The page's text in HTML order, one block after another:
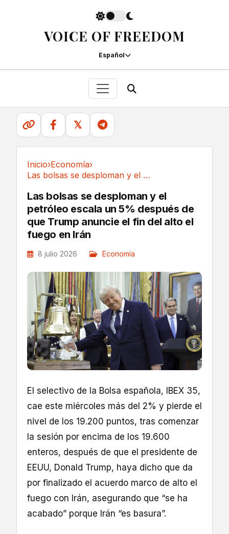
VOICE OF FREEDOM
Español
𝕏
Inicio›Economía›
Las bolsas se desploman y el petróleo escala...
Las bolsas se desploman y el
petróleo escala un 5% después de
que Trump anuncie el fin del alto el
fuego en Irán
8 julio 2026 Economía
El selectivo de la Bolsa española, IBEX 35,
cae este miércoles más del 2% y pierde el
nivel de los 19.200 puntos, tras comenzar
la sesión por encima de los 19.600
enteros, después de que el presidente de
EEUU, Donald Trump, haya dicho que da
por finalizado el acuerdo marco de alto el
fuego con Irán, asegurando que “se ha
acabado” porque Irán “es basura”.